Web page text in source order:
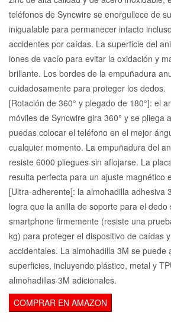
teléfonos de Syncwire se enorgullece de
inigualable para permanecer intacto
accidentes por caídas. La superficie del
iones de vacío para evitar la oxidación y
brillante. Los bordes de la empuñadura
cuidadosamente para proteger los dedos.
[Rotación de 360° y plegado de 180°]: el
móviles de Syncwire gira 360° y se pliega
puedas colocar el teléfono en el mejor
cualquier momento. La empuñadura del
resiste 6000 pliegues sin aflojarse. La
resulta perfecta para un ajuste magnético
[Ultra-adherente]: la almohadilla adhesiva
logra que la anilla de soporte para el dedo
smartphone firmemente (resiste una
kg) para proteger el dispositivo de caídas
accidentales. La almohadilla 3M se puede
superficies, incluyendo plástico, metal y
almohadillas 3M adicionales.
COMPRAR EN AMAZON